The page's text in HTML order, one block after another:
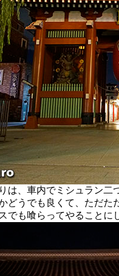
は、車内でミシュラン二
どうでも良くて、ただ
でも喰らってやることに